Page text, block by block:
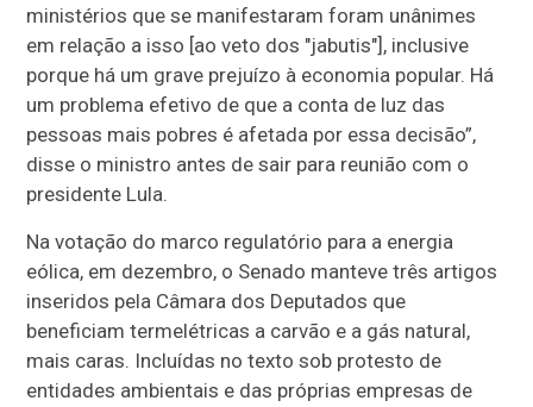
ministérios que se manifestaram foram unânimes
em relação a isso [ao veto dos "jabutis"], inclusive
porque há um grave prejuízo à economia popular. Há
um problema efetivo de que a conta de luz das
pessoas mais pobres é afetada por essa decisão”,
disse o ministro antes de sair para reunião com o
presidente Lula.
Na votação do marco regulatório para a energia
eólica, em dezembro, o Senado manteve três artigos
inseridos pela Câmara dos Deputados que
beneficiam termelétricas a carvão e a gás natural,
mais caras. Incluídas no texto sob protesto de
entidades ambientais e das próprias empresas de